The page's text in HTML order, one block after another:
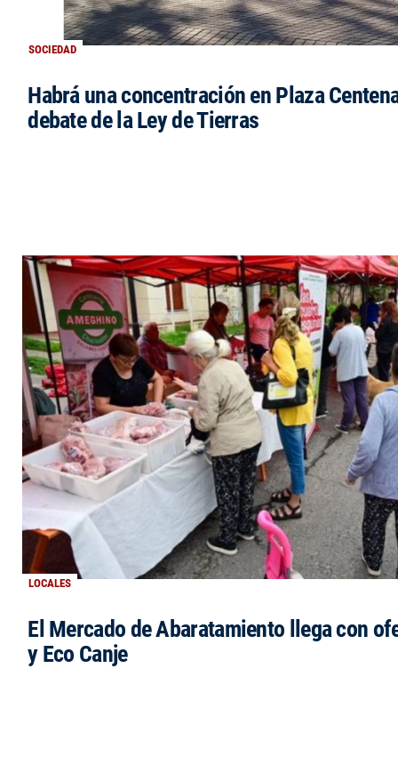
SOCIEDAD
Habrá una concentración en Plaza
debate de la Ley de Tierras
LOCALES
El Mercado de Abaratamiento llega con
y Eco Canje